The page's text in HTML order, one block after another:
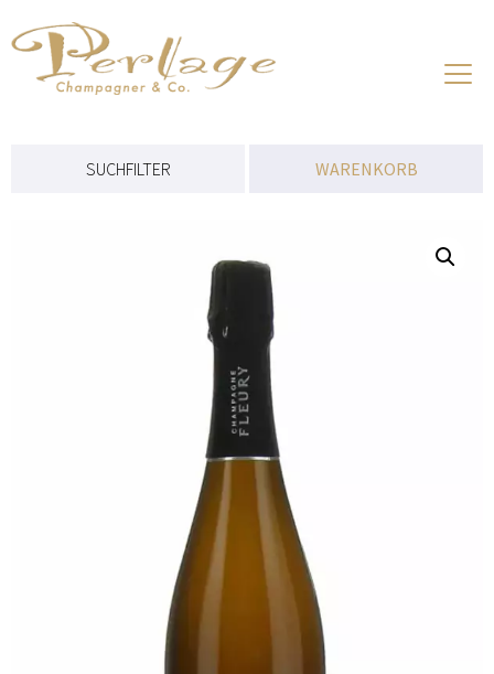
Preisliste
Onlineshop
SUCHFILTER WARENKORB